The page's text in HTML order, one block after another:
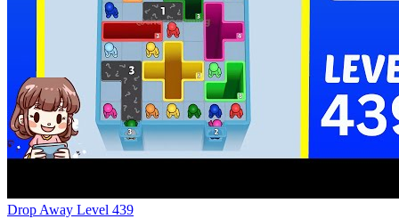
Level 439